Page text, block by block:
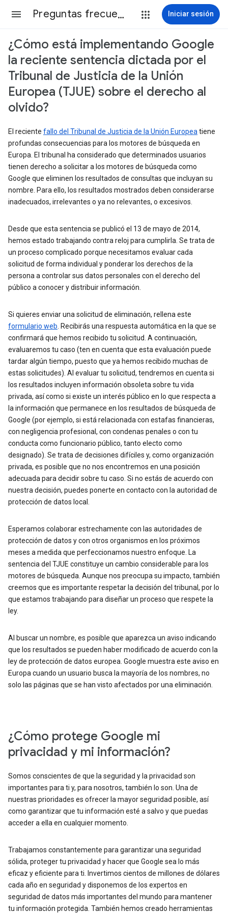
Preguntas frecuentes Iniciar sesión
¿Cómo está implementando Google
la reciente sentencia dictada por el
Tribunal de Justicia de la Unión
Europea (TJUE) sobre el derecho al
olvido?
El reciente fallo del Tribunal de Justicia de la Unión Europea tiene
profundas consecuencias para los motores de búsqueda en
Europa. El tribunal ha considerado que determinados usuarios
tienen derecho a solicitar a los motores de búsqueda como
Google que eliminen los resultados de consultas que incluyan su
nombre. Para ello, los resultados mostrados deben considerarse
inadecuados, irrelevantes o ya no relevantes, o excesivos.
Desde que esta sentencia se publicó el 13 de mayo de 2014,
hemos estado trabajando contra reloj para cumplirla. Se trata de
un proceso complicado porque necesitamos evaluar cada
solicitud de forma individual y ponderar los derechos de la
persona a controlar sus datos personales con el derecho del
público a conocer y distribuir información.
Si quieres enviar una solicitud de eliminación, rellena este
formulario web . Recibirás una respuesta automática en la que se
confirmará que hemos recibido tu solicitud. A continuación,
evaluaremos tu caso (ten en cuenta que esta evaluación puede
tardar algún tiempo, puesto que ya hemos recibido muchas de
estas solicitudes). Al evaluar tu solicitud, tendremos en cuenta si
los resultados incluyen información obsoleta sobre tu vida
privada, así como si existe un interés público en lo que respecta a
la información que permanece en los resultados de búsqueda de
Google (por ejemplo, si está relacionada con estafas financieras,
con negligencia profesional, con condenas penales o con tu
conducta como funcionario público, tanto electo como
designado). Se trata de decisiones difíciles y, como organización
privada, es posible que no nos encontremos en una posición
adecuada para decidir sobre tu caso. Si no estás de acuerdo con
nuestra decisión, puedes ponerte en contacto con la autoridad de
protección de datos local.
Esperamos colaborar estrechamente con las autoridades de
protección de datos y con otros organismos en los próximos
meses a medida que perfeccionamos nuestro enfoque. La
sentencia del TJUE constituye un cambio considerable para los
motores de búsqueda. Aunque nos preocupa su impacto, también
creemos que es importante respetar la decisión del tribunal, por lo
que estamos trabajando para diseñar un proceso que respete la
ley.
Al buscar un nombre, es posible que aparezca un aviso indicando
que los resultados se pueden haber modificado de acuerdo con la
ley de protección de datos europea. Google muestra este aviso en
Europa cuando un usuario busca la mayoría de los nombres, no
solo las páginas que se han visto afectados por una eliminación.
¿Cómo protege Google mi
privacidad y mi información?
Somos conscientes de que la seguridad y la privacidad son
importantes para ti y, para nosotros, también lo son. Una de
nuestras prioridades es ofrecer la mayor seguridad posible, así
como garantizar que tu información esté a salvo y que puedas
acceder a ella en cualquier momento.
Trabajamos constantemente para garantizar una seguridad
sólida, proteger tu privacidad y hacer que Google sea lo más
eficaz y eficiente para ti. Invertimos cientos de millones de dólares
cada año en seguridad y disponemos de los expertos en
seguridad de datos más importantes del mundo para mantener
tu información protegida. También hemos creado herramientas